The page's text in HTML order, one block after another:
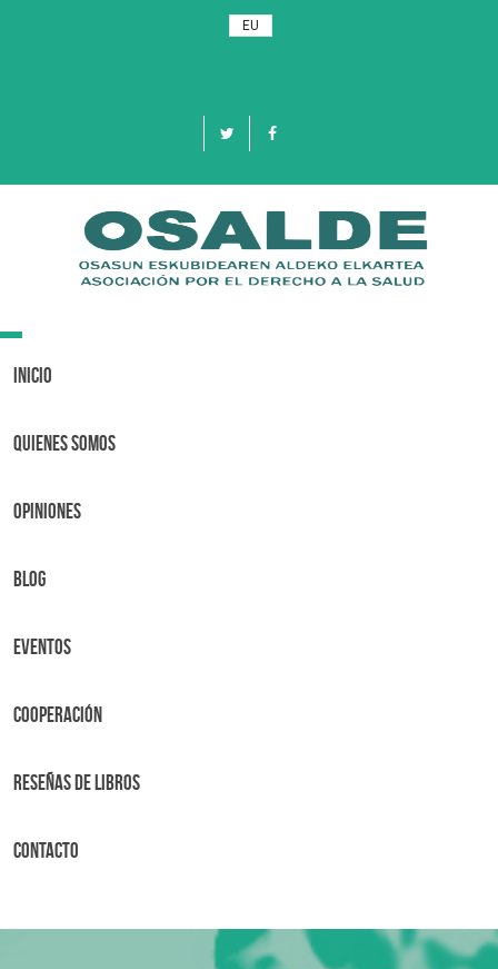
EU
Toggle
Inicio
Quienes Somos
OPINIONES
BLOG
Eventos
Cooperación
Reseñas de libros
Contacto